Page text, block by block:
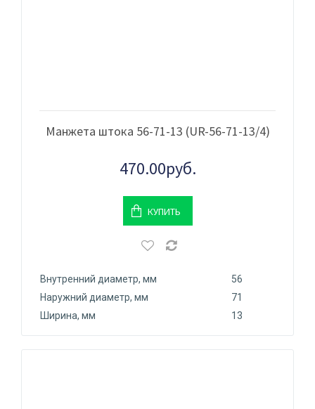
Манжета штока 56-71-13 (UR-56-71-13/4)
470.00руб.
КУПИТЬ
Внутренний диаметр, мм
56
Наружний диаметр, мм
71
Ширина, мм
13